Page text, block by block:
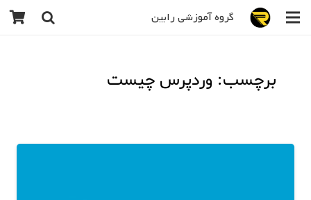
گروه آموزشی رابین
برچسب: وردپرس چیست